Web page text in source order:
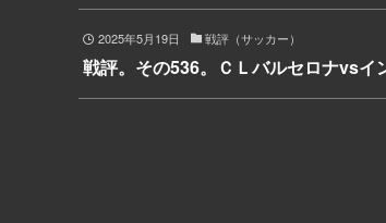
2025年5月19日 戦評（サッカー）
戦評。その536。ＣＬバルセロナvsイ